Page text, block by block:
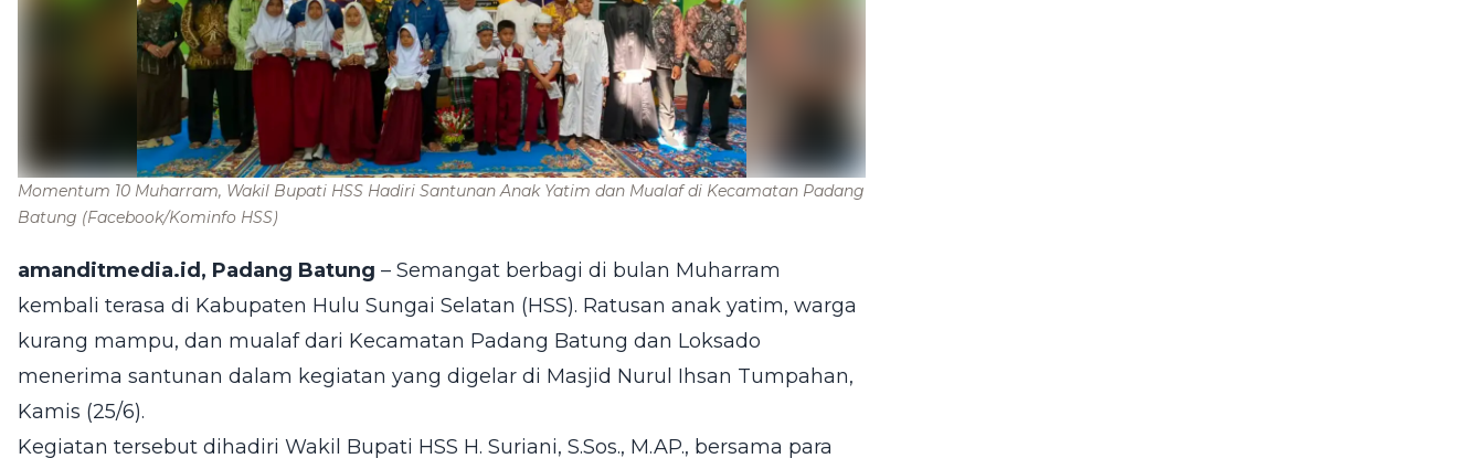
Momentum 10 Muharram, Wakil Bupati HSS Hadiri Santunan Anak Yatim dan Mualaf di Kecamatan Padang
Batung (Facebook/Kominfo HSS)
amanditmedia.id, Padang Batung – Semangat berbagi di bulan Muharram
kembali terasa di Kabupaten Hulu Sungai Selatan (HSS). Ratusan anak yatim, warga
kurang mampu, dan mualaf dari Kecamatan Padang Batung dan Loksado
menerima santunan dalam kegiatan yang digelar di Masjid Nurul Ihsan Tumpahan,
Kamis (25/6).
Kegiatan tersebut dihadiri Wakil Bupati HSS H. Suriani, S.Sos., M.AP., bersama para